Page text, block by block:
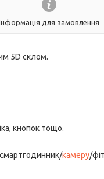
для замовлення
5D склом.
кнопок тощо.
камеру/